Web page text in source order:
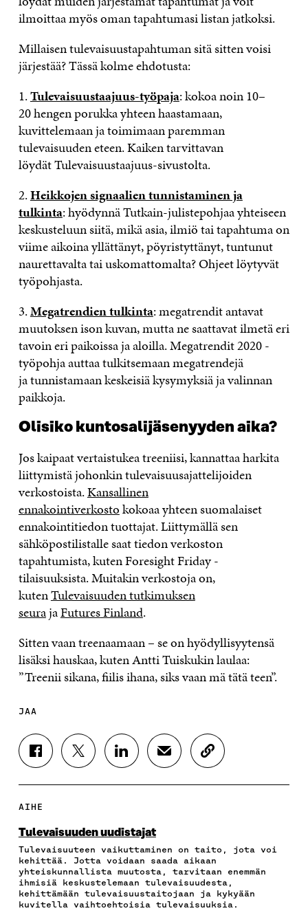
ilmoittaa myös oman tapahtumasi listan jatkoksi.
Millaisen tulevaisuustapahtuman sitä sitten voisi
järjestää? Tässä kolme ehdotusta:
1.Tulevaisuustaajuus-työpaja:kokoa noin 10–
20hengen porukka yhteen haastamaan,
kuvittelemaan jatoimimaan paremman
tulevaisuuden eteen.Kaiken tarvittavan
löydätTulevaisuustaajuus-sivustolta.
2.Heikkojen signaalien tunnistaminen ja
tulkinta:hyödynnä Tutkain-julistepohjaayhteiseen
keskusteluun siitä,mikä asia, ilmiö tai tapahtuma on
viime aikoina yllättänyt, pöyristyttänyt, tuntunut
naurettavalta tai uskomattomalta?Ohjeet löytyvät
työpohjasta.
3.Megatrendien tulkinta:megatrendit antavat
muutoksen ison kuvan, mutta ne saattavat ilmetä eri
tavoin eri paikoissa ja aloilla.Megatrendit 2020 -
työpohjaauttaa tulkitsemaan megatrendejä
jatunnistamaan keskeisiä kysymyksiä ja valinnan
paikkoja.
Olisiko kuntosalijäsenyyden aika?
Jos kaipaatvertaistukea treeniisi, kannattaa harkita
liittymistä johonkin tulevaisuusajattelijoiden
verkostoista.Kansallinen
ennakointiverkostokokoaa yhteensuomalaiset
ennakointitiedon tuottajat.Liittymällä sen
sähköpostilistalle saat tiedon verkoston
tapahtumista, kutenForesightFriday-
tilaisuuksista.Muitakin verkostoja on,
kutenTulevaisuuden tutkimuksen
seurajaFuturesFinland.
Sitten vaan treenaamaan –se on hyödyllisyytensä
lisäksi hauskaa, kuten Antti Tuiskukin laulaa:
”Treeniisikana, fiilis ihana,siksvaanmätätä teen”.
JAA
J
A
A
E
O
K
I
S
J
A
T
E
R
I
S
S
J
A
K
D
N
I
S
J
A
P
S
T
I
K
O
T
K
K
E
AIHE
Tulevaisuuden uudistajat
Tulevaisuuteen vaikuttaminen on taito, jota voi
kehittää. Jotta voidaan saada aikaan
yhteiskunnallista muutosta, tarvitaan enemmän
ihmisiä keskustelemaan tulevaisuudesta,
kehittämään tulevaisuustaitojaan ja kykyään
kuvitella vaihtoehtoisia tulevaisuuksia.